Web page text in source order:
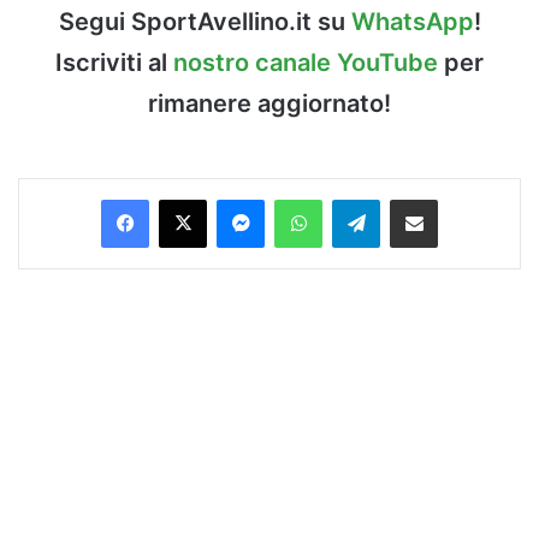
Segui SportAvellino.it su WhatsApp!
Iscriviti al nostro canale YouTube per
rimanere aggiornato!
Facebook
X MessengerWhatsAppTelegramCondividi via Email